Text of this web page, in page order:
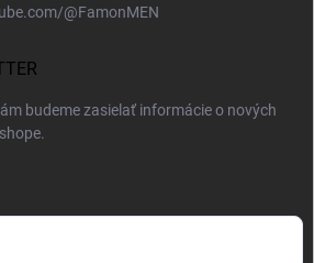
@FamonMEN
budeme zasielať informácie o nových